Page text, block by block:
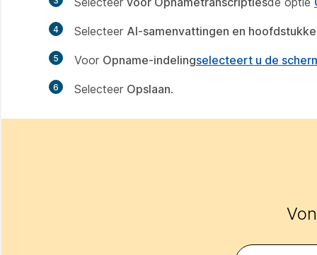
4 Selecteer AI-samenvattingen en
5 Voor Opname-indelingselecteert u de
6 Selecteer Opslaan.